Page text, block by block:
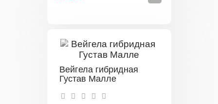
Вейгела гибридная
Густав Малле